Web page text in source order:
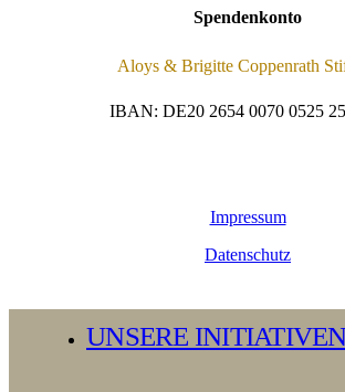
Spendenkonto
Aloys & Brigitte Coppenrath
IBAN: DE20 2654 0070 0525
Impressum
Datenschutz
Menu
UNSERE